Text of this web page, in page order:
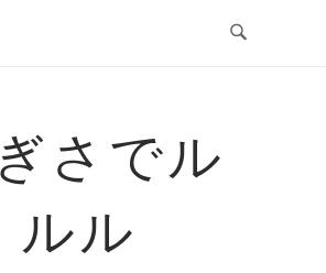
さでル
ルル